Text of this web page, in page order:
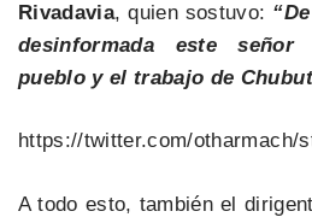
Rivadavia, quien sostuvo:
desinformada este señor
pueblo y el trabajo de
https://twitter.com/otharmach/
A todo esto, también el